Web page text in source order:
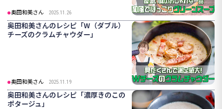
奥田和美さん 2025.11.26
奥田和美さんのレシピ「W（ダブル）
チーズのクラムチャウダー」
奥田和美さん 2025.11.19
奥田和美さんのレシピ「濃厚きのこの
ポタージュ」